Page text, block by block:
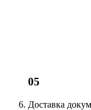
05
Доставка